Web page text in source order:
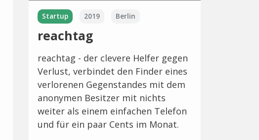
Startup 2019 Berlin
reachtag
reachtag - der clevere Helfer gegen
Verlust, verbindet den Finder eines
verlorenen Gegenstandes mit dem
anonymen Besitzer mit nichts
weiter als einem einfachen Telefon
und für ein paar Cents im Monat.